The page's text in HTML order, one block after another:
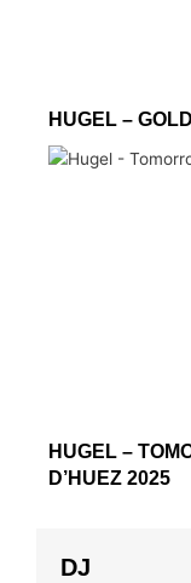
HUGEL –
HUGEL –
D’HUEZ 2025
DJ